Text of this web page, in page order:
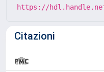
https://
Citazioni